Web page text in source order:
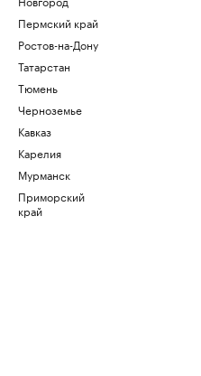
Пермский край
Ростов-на-Дону
Татарстан
Тюмень
Черноземье
Кавказ
Карелия
Мурманск
Приморский
край